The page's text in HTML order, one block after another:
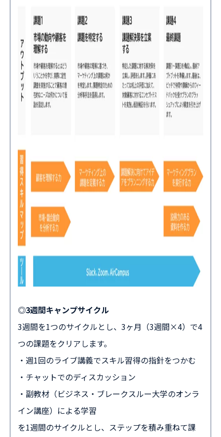
◎3週間キャンプサイクル
3週間を1つのサイクルとし、3ヶ月（3週間×4）で4
つの課題をクリアします。
・週1回のライブ講義でスキル習得の指針をつかむ
・チャットでのディスカッション
・副教材（ビジネス・ブレークスルー大学のオンラ
イン講座）による学習
を1週間のサイクルとし、ステップを積み重ねて課